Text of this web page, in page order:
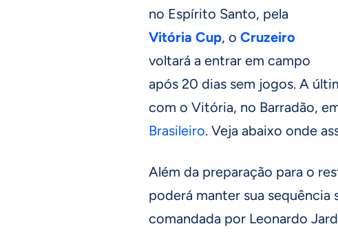
no Espírito Santo, pela
Vitória Cup, o Cruzeiro
voltará a entrar em campo
após 20 dias sem jogos. A
com o Vitória, no Barradão,
Brasileiro. Veja abaixo onde
Além da preparação para o
poderá manter sua sequência
comandada por Leonardo